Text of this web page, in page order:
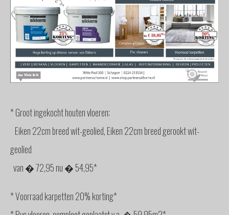
BEHANG
RAAMDECORATIE
VLOEREN
GLAS
BUITENZONWERING
MEUBELS
BUITENLEVEN
BENODIGDHEDEN
INTERIEURADVIES
INTERNATIONAAL
SPANJE
NIEUWS
* Groot ingekocht houten vloeren;
Eiken 22cm breed wit-geolied, Eiken 22cm breed gerookt wit-
geolied
van � 72,95 nu � 54,95*
* Voorraad karpetten 20% korting*